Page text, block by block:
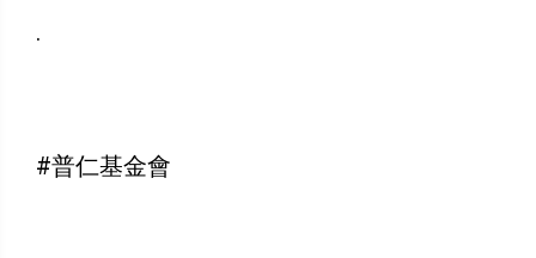
.
#普仁基金會